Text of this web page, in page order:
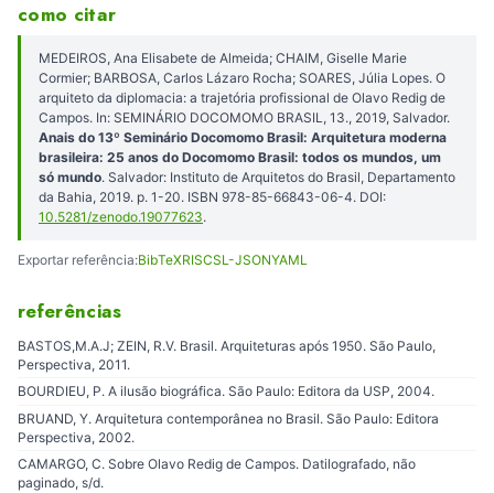
como citar
MEDEIROS, Ana Elisabete de Almeida; CHAIM, Giselle Marie
Cormier; BARBOSA, Carlos Lázaro Rocha; SOARES, Júlia Lopes. O
arquiteto da diplomacia: a trajetória profissional de Olavo Redig de
Campos. In: SEMINÁRIO DOCOMOMO BRASIL, 13., 2019, Salvador.
Anais do 13º Seminário Docomomo Brasil: Arquitetura moderna
brasileira: 25 anos do Docomomo Brasil: todos os mundos, um
só mundo. Salvador: Instituto de Arquitetos do Brasil, Departamento
da Bahia, 2019. p. 1-20. ISBN 978-85-66843-06-4. DOI:
10.5281/zenodo.19077623.
Exportar referência:BibTeXRISCSL-JSONYAML
referências
BASTOS,M.A.J; ZEIN, R.V. Brasil. Arquiteturas após 1950. São Paulo,
Perspectiva, 2011.
BOURDIEU, P. A ilusão biográfica. São Paulo: Editora da USP, 2004.
BRUAND, Y. Arquitetura contemporânea no Brasil. São Paulo: Editora
Perspectiva, 2002.
CAMARGO, C. Sobre Olavo Redig de Campos. Datilografado, não
paginado, s/d.